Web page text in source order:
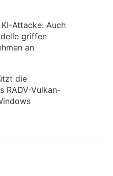
KI-Attacke: Auch
griffen
an
die
RADV-Vulkan-